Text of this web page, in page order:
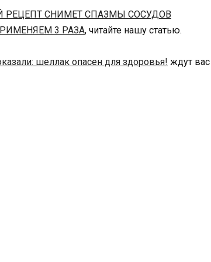
РЕЦЕПТ СНИМЕТ СПАЗМЫ СОСУДОВ
3 РАЗА, читайте нашу статью.
шеллак опасен для здоровья! ждут вас